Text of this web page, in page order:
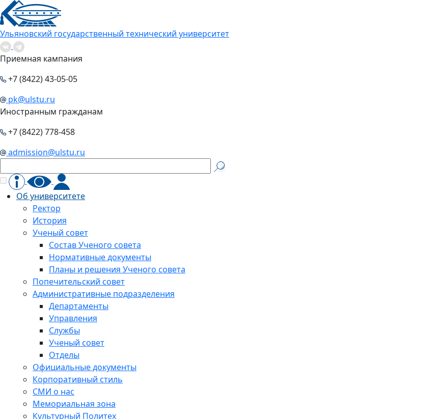
Ульяновский государственный технический университет
Приемная кампания
+7 (8422) 43-05-05
pk@ulstu.ru
Иностранным гражданам
+7 (8422) 778-458
admission@ulstu.ru
Об университете
Ректор
История
Ученый совет
Состав Ученого совета
Нормативные документы
Планы и решения Ученого совета
Попечительский совет
Административные подразделения
Департаменты
Управления
Службы
Ученый совет
Отделы
Официальные документы
Корпоративный стиль
СМИ о нас
Мемориальная зона
Культурный Политех